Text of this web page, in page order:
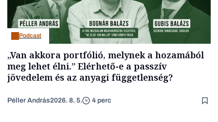
Podcast
„Van akkora portfólió, melynek a hozamából
meg lehet élni.” Elérhető-e a passzív
jövedelem és az anyagi függetlenség?
Péller András2026. 8. 5. 4 perc